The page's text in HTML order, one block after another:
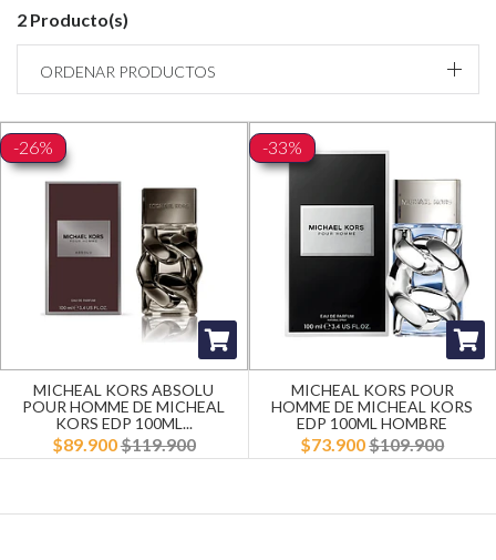
2 Producto(s)
ORDENAR PRODUCTOS
-26%
MICHEAL KORS ABSOLU
POUR HOMME DE MICHEAL
KORS EDP 100ML...
$89.900$119.900
-33%
MICHEAL KORS POUR
HOMME DE MICHEAL KORS
EDP 100ML HOMBRE
$73.900$109.900